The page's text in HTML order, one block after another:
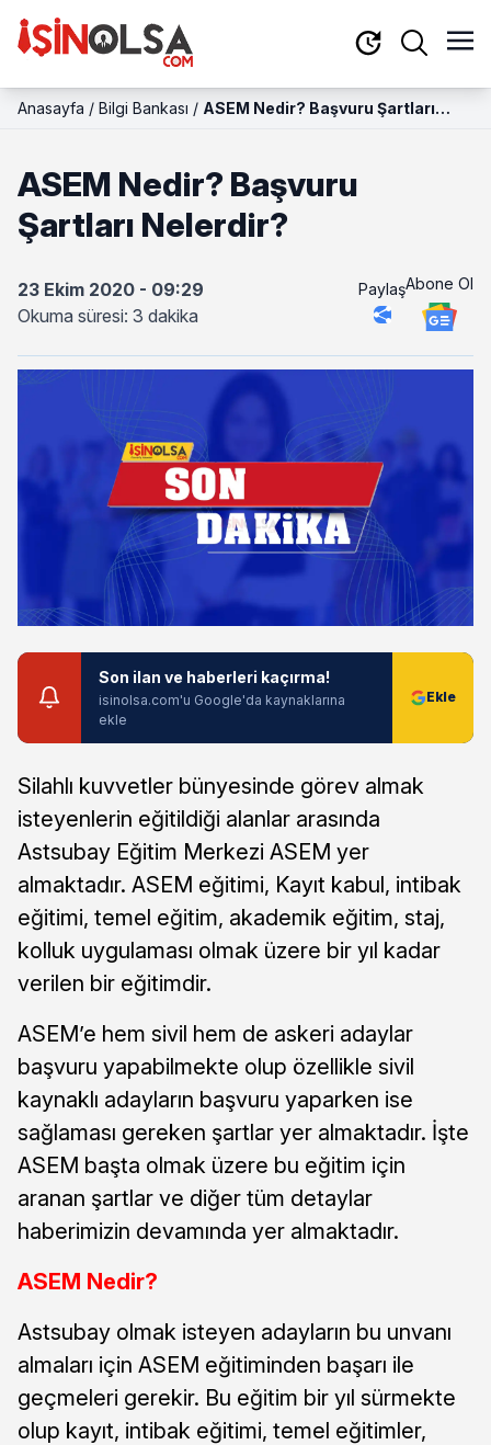
Anasayfa / Bilgi Bankası / ASEM Nedir? Başvuru Şartları
ASEM Nedir? Başvuru
Şartları Nelerdir?
23 Ekim 2020 - 09:29
Okuma süresi: 3 dakika
PaylaşAbone Ol
Son ilan ve haberleri kaçırma!
isinolsa.com'u Google'da kaynaklarına
ekle
Silahlı kuvvetler bünyesinde görev almak
isteyenlerin eğitildiği alanlar arasında
Astsubay Eğitim Merkezi ASEM yer
almaktadır. ASEM eğitimi, Kayıt kabul, intibak
eğitimi, temel eğitim, akademik eğitim, staj,
kolluk uygulaması olmak üzere bir yıl kadar
verilen bir eğitimdir.
ASEM’e hem sivil hem de askeri adaylar
başvuru yapabilmekte olup özellikle sivil
kaynaklı adayların başvuru yaparken ise
sağlaması gereken şartlar yer almaktadır. İşte
ASEM başta olmak üzere bu eğitim için
aranan şartlar ve diğer tüm detaylar
haberimizin devamında yer almaktadır.
ASEM Nedir?
Astsubay olmak isteyen adayların bu unvanı
almaları için ASEM eğitiminden başarı ile
geçmeleri gerekir. Bu eğitim bir yıl sürmekte
olup kayıt, intibak eğitimi, temel eğitimler,